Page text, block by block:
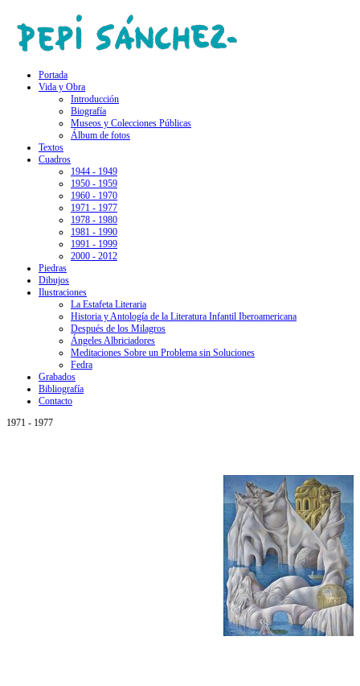
Portada
Vida y Obra
Introducción
Biografía
Museos y Colecciones Públicas
Álbum de fotos
Textos
Cuadros
1944 - 1949
1950 - 1959
1960 - 1970
1971 - 1977
1978 - 1980
1981 - 1990
1991 - 1999
2000 - 2012
Piedras
Dibujos
Ilustraciones
La Estafeta Literaria
Historia y Antología de la Literatura Infantil Iberoamericana
Después de los Milagros
Ángeles Albriciadores
Meditaciones Sobre un Problema sin Soluciones
Fedra
Grabados
Bibliografía
Contacto
1971 - 1977